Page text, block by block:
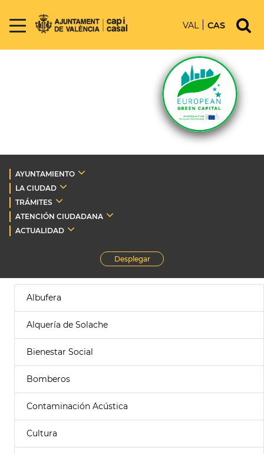
VAL CAS
AYUNTAMIENTO
LA CIUDAD
TRÁMITES
ATENCIÓN CIUDADANA
ACTUALIDAD
Desplegar
Albufera
Alquería de Solache
Bienestar Social
Bomberos
Contaminación Acústica
Cultura